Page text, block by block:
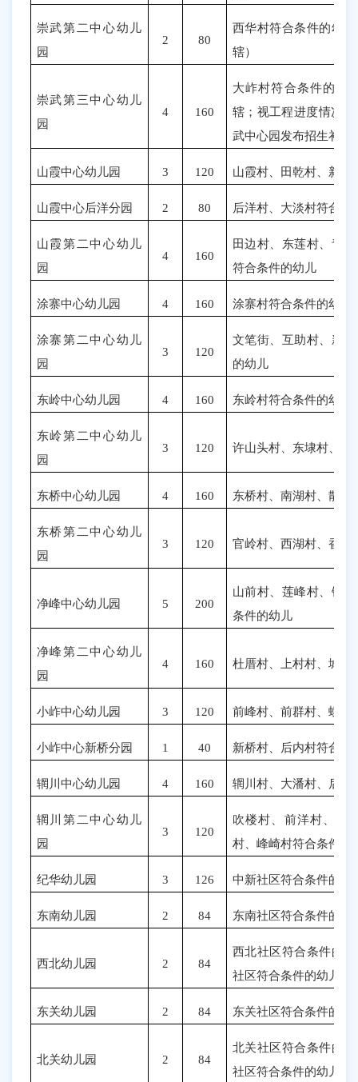
崇武第二中心幼儿
园
2 80
西华村符合条件的幼
辖）
崇武第三中心幼儿
园
4 160
大岞村符合条件的幼
辖 ；视工程进度情况
武中心园发布招生补充
山霞中心幼儿园 3 120 山霞村、田乾村、新塘
山霞中心后洋分园 2 80 后洋村、大淡村符合条
山霞第二中心幼儿
园
4 160
田边村、东莲村、青
符合条件的幼儿
涂寨中心幼儿园 4 160 涂寨村符合条件的幼儿
涂寨第二中心幼儿
园
3 120
文笔街、互助村、新
的幼儿
东岭中心幼儿园 4 160 东岭村符合条件的幼儿
东岭第二中心幼儿
园
3 120 许山头村、东埭村、湖
东桥中心幼儿园 4 160 东桥村、南湖村、散湖
东桥第二中心幼儿
园
3 1 20 官岭村、西湖村、香山
净峰中心幼儿园 5 200
山前村、莲峰村、镇
条件的幼儿
净峰第二中心幼儿
园
4 160 杜厝村、上村村、城前
小岞中心幼儿园 3 120 前峰村、前群村、螺山
小岞中心新桥分园 1 40 新桥村、后内村符合条
辋川中心幼儿园 4 160 辋川村、大潘村、后任
辋川第二中心幼儿
园
3 120
吹楼村、前洋村、坑
村、峰崎村符合条件的
纪华幼儿园 3 126 中新社区符合条件的幼
东南幼儿园 2 84 东南社区符合条件的幼
西北幼儿园 2 84
西北社区符合条件的
社区符合条件的幼儿
东关幼儿园 2 84 东关社区符合条件的幼
北关幼儿园 2 84
北关社区符合条件的
社区符合条件的幼儿